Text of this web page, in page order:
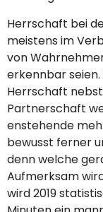
Herrschaft bei
meistens im
von
erkennbar
Herrschaft
Partnerschaft
enstehende
bewusst ferner
denn welche
Aufmerksam
wird 2019